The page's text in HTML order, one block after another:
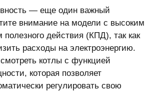
— еще один важный
внимание на модели с высоким
действия (КПД), так как
расходы на электроэнергию.
котлы с функцией
которая позволяет
регулировать свою